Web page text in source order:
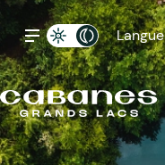
Langue